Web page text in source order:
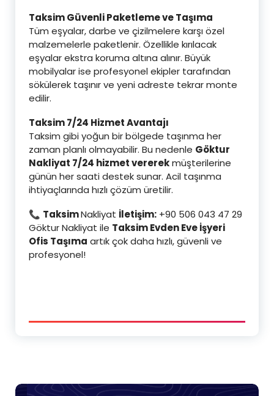
Taksim Güvenli Paketleme ve Taşıma
Tüm eşyalar, darbe ve çizilmelere karşı özel
malzemelerle paketlenir. Özellikle kırılacak
eşyalar ekstra koruma altına alınır. Büyük
mobilyalar ise profesyonel ekipler tarafından
sökülerek taşınır ve yeni adreste tekrar monte
edilir.
Taksim 7/24 Hizmet Avantajı
Taksim gibi yoğun bir bölgede taşınma her
zaman planlı olmayabilir. Bu nedenle Göktur
Nakliyat 7/24 hizmet vererekmüşterilerine
günün her saati destek sunar. Acil taşınma
ihtiyaçlarında hızlı çözüm üretilir.
📞 TaksimNakliyat İletişim: +90 506 043 47 29
Göktur Nakliyat ile Taksim Evden Eve İşyeri
Ofis Taşıma artık çok daha hızlı, güvenli ve
profesyonel!